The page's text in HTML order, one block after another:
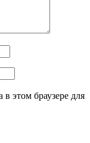
этом браузере для